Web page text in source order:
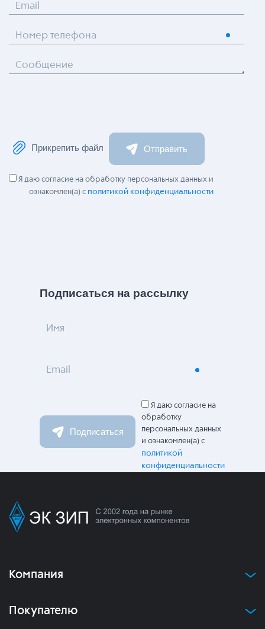
Email
Номер телефона
Сообщение
Прикрепить файл Отправить
Я даю согласие на обработку персональных данных и
ознакомлен(а) с политикой конфиденциальности
Подписаться на рассылку
Имя
Email
Подписаться
Я даю согласие на
обработку
персональных данных
и ознакомлен(а) с
политикой
конфиденциальности
Компания
Покупателю